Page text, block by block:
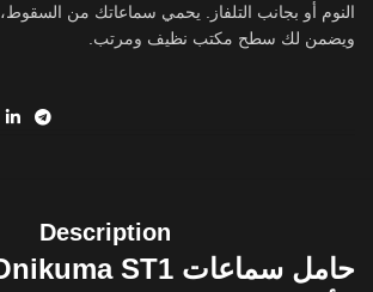
النوم أو بجانب التلفاز. يحمي سماعاتك من
ويضمن لك سطح مكتب نظيف ومرتب.
Description